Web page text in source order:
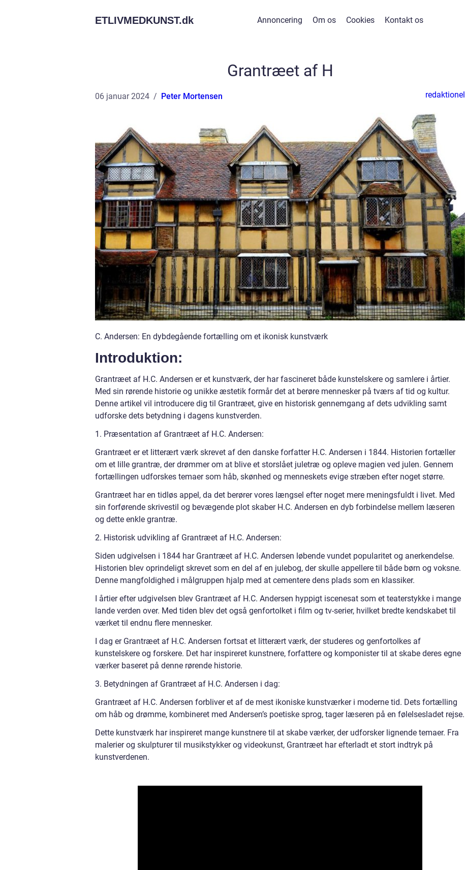
ETLIVMEDKUNST.dk Annoncering Om os Cookies Kontakt os
Grantræet af H
06 januar 2024 Peter Mortensen redaktionel
C. Andersen: En dybdegående fortælling om et ikonisk kunstværk
Introduktion:
Grantræet af H.C. Andersen er et kunstværk, der har fascineret både kunstelskere og samlere i årtier.
Med sin rørende historie og unikke æstetik formår det at berøre mennesker på tværs af tid og kultur.
Denne artikel vil introducere dig til Grantræet, give en historisk gennemgang af dets udvikling samt
udforske dets betydning i dagens kunstverden.
1. Præsentation af Grantræet af H.C. Andersen:
Grantræet er et litterært værk skrevet af den danske forfatter H.C. Andersen i 1844. Historien fortæller
om et lille grantræ, der drømmer om at blive et storslået juletræ og opleve magien ved julen. Gennem
fortællingen udforskes temaer som håb, skønhed og menneskets evige stræben efter noget større.
Grantræet har en tidløs appel, da det berører vores længsel efter noget mere meningsfuldt i livet. Med
sin forførende skrivestil og bevægende plot skaber H.C. Andersen en dyb forbindelse mellem læseren
og dette enkle grantræ.
2. Historisk udvikling af Grantræet af H.C. Andersen:
Siden udgivelsen i 1844 har Grantræet af H.C. Andersen løbende vundet popularitet og anerkendelse.
Historien blev oprindeligt skrevet som en del af en julebog, der skulle appellere til både børn og voksne.
Denne mangfoldighed i målgruppen hjalp med at cementere dens plads som en klassiker.
I årtier efter udgivelsen blev Grantræet af H.C. Andersen hyppigt iscenesat som et teaterstykke i mange
lande verden over. Med tiden blev det også genfortolket i film og tv-serier, hvilket bredte kendskabet til
værket til endnu flere mennesker.
I dag er Grantræet af H.C. Andersen fortsat et litterært værk, der studeres og genfortolkes af
kunstelskere og forskere. Det har inspireret kunstnere, forfattere og komponister til at skabe deres egne
værker baseret på denne rørende historie.
3. Betydningen af Grantræet af H.C. Andersen i dag:
Grantræet af H.C. Andersen forbliver et af de mest ikoniske kunstværker i moderne tid. Dets fortælling
om håb og drømme, kombineret med Andersen’s poetiske sprog, tager læseren på en følelsesladet rejse.
Dette kunstværk har inspireret mange kunstnere til at skabe værker, der udforsker lignende temaer. Fra
malerier og skulpturer til musikstykker og videokunst, Grantræet har efterladt et stort indtryk på
kunstverdenen.